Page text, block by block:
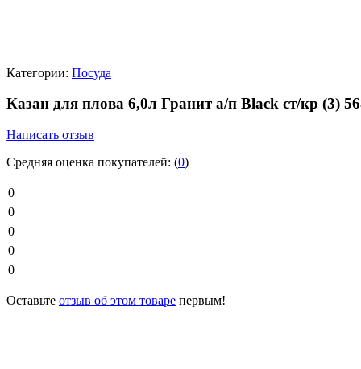
Категории: Посуда
Казан для плова 6,0л Гранит а/п Blaсk ст/кр (3)
Написать отзыв
Средняя оценка покупателей: (0)
0
0
0
0
0
Оставьте отзыв об этом товаре первым!